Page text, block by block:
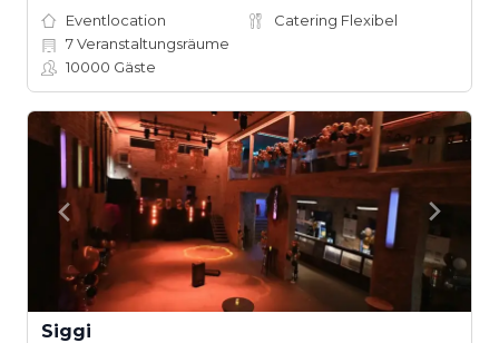
Eventlocation
Catering Flexibel
7Veranstaltungsräume
10000 Gäste
Siggi